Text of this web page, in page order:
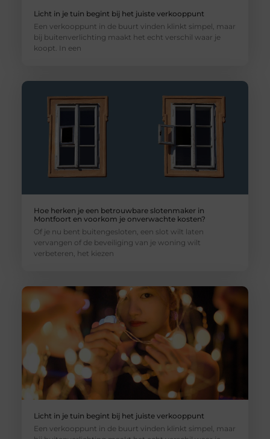
Licht in je tuin begint bij het juiste verkooppunt
Een verkooppunt in de buurt vinden klinkt simpel, maar
bij buitenverlichting maakt het echt verschil waar je
koopt. In een
Hoe herken je een betrouwbare slotenmaker in
Montfoort en voorkom je onverwachte kosten?
Of je nu bent buitengesloten, een slot wilt laten
vervangen of de beveiliging van je woning wilt
verbeteren, het kiezen
Licht in je tuin begint bij het juiste verkooppunt
Een verkooppunt in de buurt vinden klinkt simpel, maar